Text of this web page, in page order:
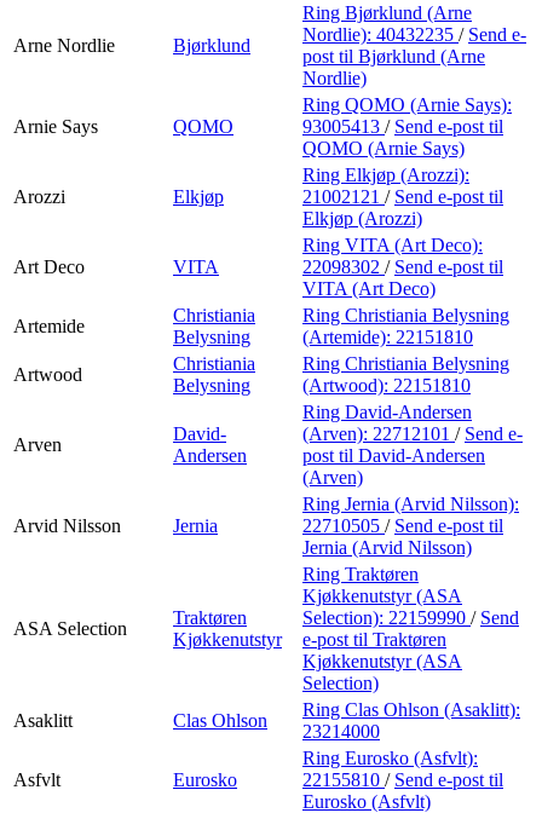
Arne Nordlie Bjørklund
Ring Bjørklund (Arne
Nordlie): 40432235 / Send e-
post til Bjørklund (Arne
Nordlie)
Arnie Says QOMO
Ring QOMO (Arnie Says):
93005413 / Send e-post til
QOMO (Arnie Says)
Arozzi Elkjøp
Ring Elkjøp (Arozzi):
21002121 / Send e-post til
Elkjøp (Arozzi)
Art Deco VITA
Ring VITA (Art Deco):
22098302 / Send e-post til
VITA (Art Deco)
Artemide
Christiania
Belysning
Ring Christiania Belysning
(Artemide): 22151810
Artwood
Christiania
Belysning
Ring Christiania Belysning
(Artwood): 22151810
Arven
David-
Andersen
Ring David-Andersen
(Arven): 22712101 / Send e-
post til David-Andersen
(Arven)
Arvid Nilsson Jernia
Ring Jernia (Arvid Nilsson):
22710505 / Send e-post til
Jernia (Arvid Nilsson)
ASA Selection
Traktøren
Kjøkkenutstyr
Ring Traktøren
Kjøkkenutstyr (ASA
Selection): 22159990 / Send
e-post til Traktøren
Kjøkkenutstyr (ASA
Selection)
Asaklitt
Clas Ohlson
Ring Clas Ohlson (Asaklitt):
23214000
Asfvlt Eurosko
Ring Eurosko (Asfvlt):
22155810 / Send e-post til
Eurosko (Asfvlt)